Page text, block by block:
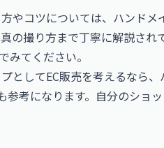
やコツについては、 ハンドメ
の撮り方まで丁寧に解説さ
みてください。
としてEC販売を考えるなら、
参考になります。自分のショ